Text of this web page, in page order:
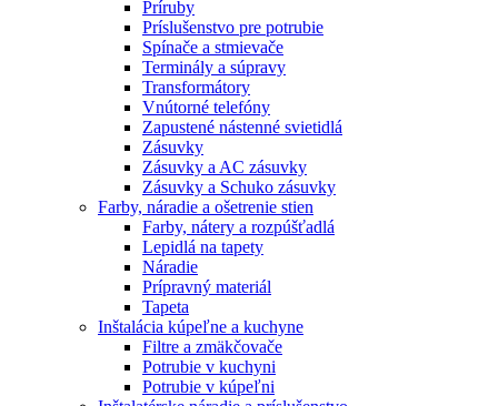
Príruby
Príslušenstvo pre potrubie
Spínače a stmievače
Terminály a súpravy
Transformátory
Vnútorné telefóny
Zapustené nástenné svietidlá
Zásuvky
Zásuvky a AC zásuvky
Zásuvky a Schuko zásuvky
Farby, náradie a ošetrenie stien
Farby, nátery a rozpúšťadlá
Lepidlá na tapety
Náradie
Prípravný materiál
Tapeta
Inštalácia kúpeľne a kuchyne
Filtre a zmäkčovače
Potrubie v kuchyni
Potrubie v kúpeľni